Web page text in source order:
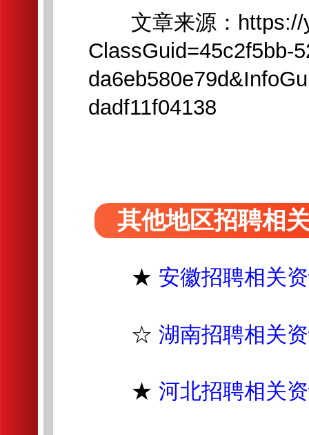
文章来源：https://
ClassGuid=45c2f5bb-
dadf11f04138
其他地区招聘相
★ 安徽招聘相关
☆ 湖南招聘相关
★ 河北招聘相关